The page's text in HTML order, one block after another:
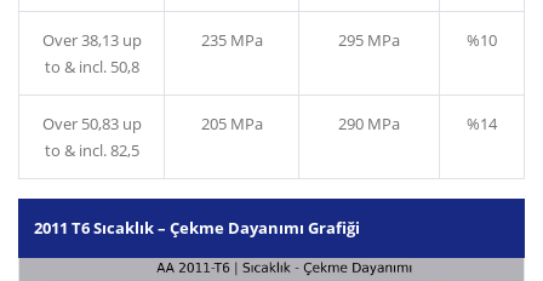
Over 38,13 up
to & incl. 50,8
235 MPa 295 MPa %10
Over 50,83 up
to & incl. 82,5
205 MPa 290 MPa %14
2011 T6 Sıcaklık – Çekme Dayanımı Grafiği